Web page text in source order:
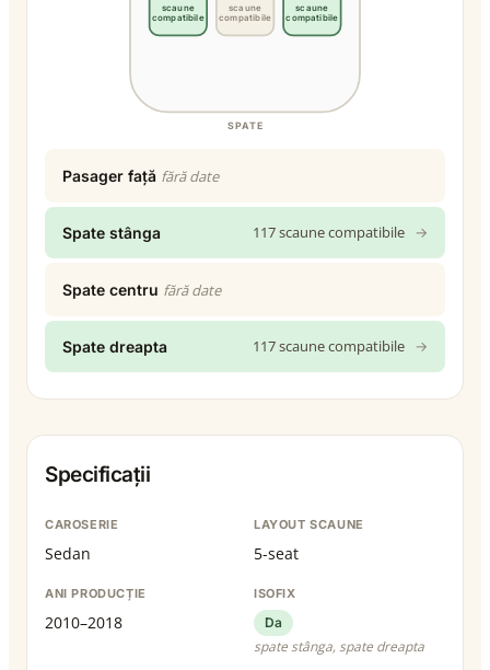
SPATE
scaune
compatibile
scaune
compatibile
scaune
compatibile
Pasager față fără date
Spate stânga 117 scaune compatibile →
Spate centru fără date
Spate dreapta 117 scaune compatibile →
Specificații
CAROSERIE
Sedan
LAYOUT SCAUNE
5-seat
ANI PRODUCȚIE
2010–2018
ISOFIX
Da
spate stânga, spate dreapta